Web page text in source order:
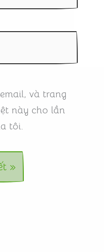
và trang
này cho lần
tôi.